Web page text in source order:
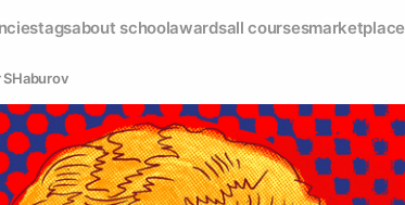
tagsabout schoolawardsall coursesmarketplace